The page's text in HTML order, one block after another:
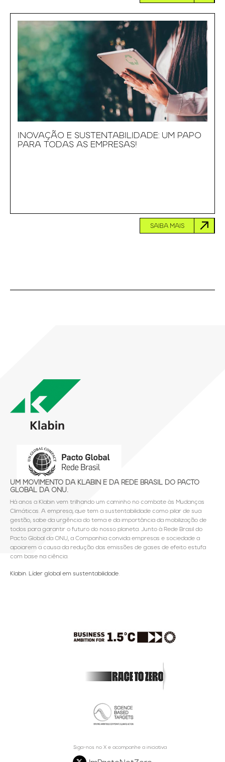
INOVAÇÃO E SUSTENTABILIDADE: UM PAPO
PARA TODAS AS EMPRESAS!
SAIBA MAIS
UM MOVIMENTO DA KLABIN E DA REDE BRASIL DO PACTO
GLOBAL DA ONU.
Há anos a Klabin vem trilhando um caminho no combate às Mudanças
Climáticas. A empresa, que tem a sustentabilidade como pilar de sua
gestão, sabe da urgência do tema e da importância da mobilização de
todos para garantir o futuro do nosso planeta. Junto à Rede Brasil do
Pacto Global da ONU, a Companhia convida empresas e sociedade a
apoiarem a causa da redução das emissões de gases de efeito estufa
com base na ciência.
Klabin. Líder global em sustentabilidade.
Siga-nos no X e acompanhe a iniciativa